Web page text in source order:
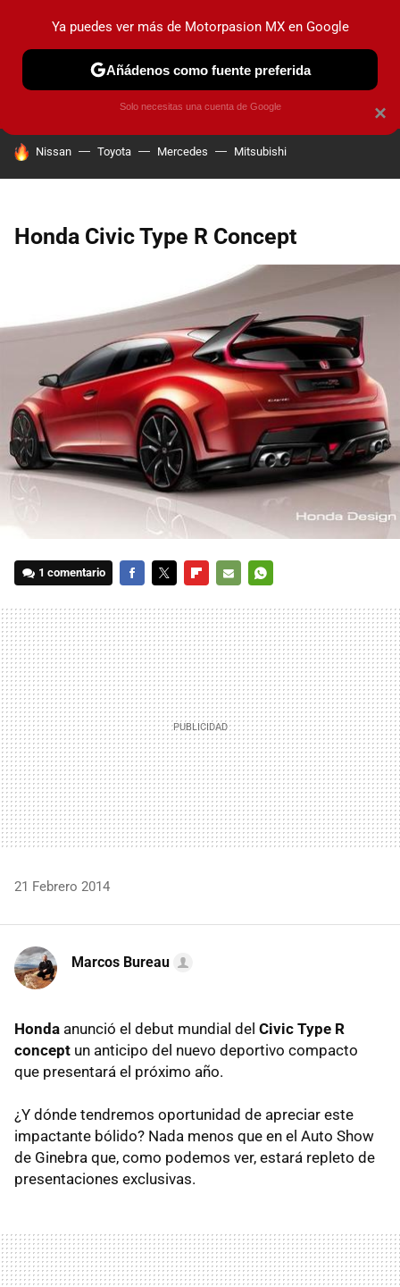
PRUEBAS INDUSTRIA HOY NO CIRCULA
HOY SE HABLA DE
Nissan Toyota Mercedes Mitsubishi
Honda Civic Type R Concept
1 comentario
MAIL
21 Febrero 2014
Marcos Bureau
Honda anunció el debut mundial del Civic Type R
concept un anticipo del nuevo deportivo compacto
que presentará el próximo año.
¿Y dónde tendremos oportunidad de apreciar este
impactante bólido? Nada menos que en el Auto Show
de Ginebra que, como podemos ver, estará repleto de
presentaciones exclusivas.
×
Ya puedes ver más de Motorpasion MX en Google
Añádenos como fuente preferida
Solo necesitas una cuenta de Google